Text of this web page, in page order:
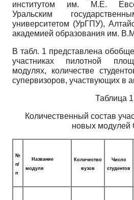
институтом им. М.Е.
Уральским
университетом (УрГПУ),
академией образования им.
В табл. 1 представлена
участниках пилотной
модулях, количестве
супервизоров, участвующих в
Таблица 1
Количественный состав
новых
№
п/
п
Название
модуля
Количество
вузов
Число
студентов